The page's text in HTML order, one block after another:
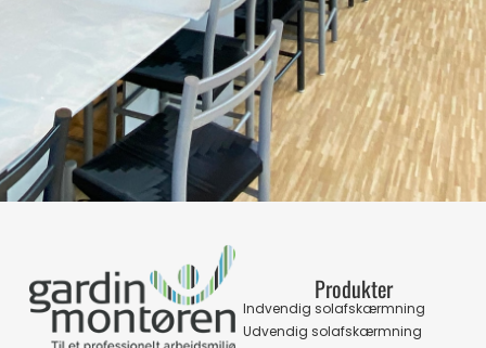
Produkter
Indvendig solafskærmning
Udvendig solafskærmning